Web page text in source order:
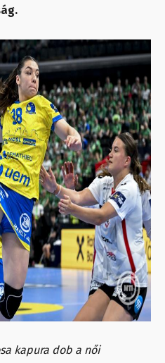
kapura dob a női